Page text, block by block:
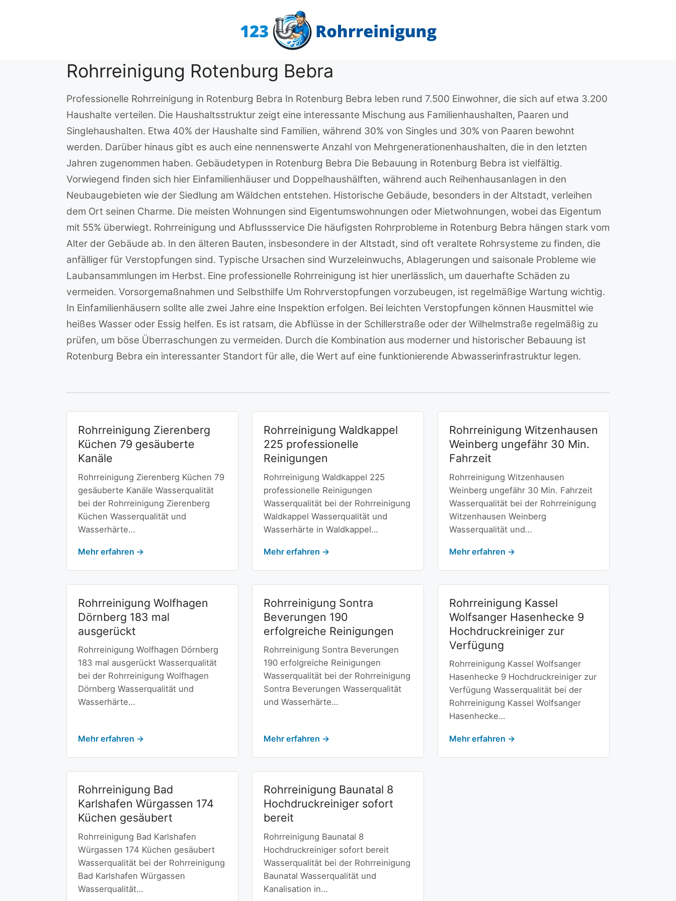
Rohrreinigung Rotenburg Bebra
Professionelle Rohrreinigung in Rotenburg Bebra In Rotenburg Bebra leben rund 7.500 Einwohner, die sich auf etwa 3.200
Haushalte verteilen. Die Haushaltsstruktur zeigt eine interessante Mischung aus Familienhaushalten, Paaren und
Singlehaushalten. Etwa 40% der Haushalte sind Familien, während 30% von Singles und 30% von Paaren bewohnt
werden. Darüber hinaus gibt es auch eine nennenswerte Anzahl von Mehrgenerationenhaushalten, die in den letzten
Jahren zugenommen haben. Gebäudetypen in Rotenburg Bebra Die Bebauung in Rotenburg Bebra ist vielfältig.
Vorwiegend finden sich hier Einfamilienhäuser und Doppelhaushälften, während auch Reihenhausanlagen in den
Neubaugebieten wie der Siedlung am Wäldchen entstehen. Historische Gebäude, besonders in der Altstadt, verleihen
dem Ort seinen Charme. Die meisten Wohnungen sind Eigentumswohnungen oder Mietwohnungen, wobei das Eigentum
mit 55% überwiegt. Rohrreinigung und Abflussservice Die häufigsten Rohrprobleme in Rotenburg Bebra hängen stark vom
Alter der Gebäude ab. In den älteren Bauten, insbesondere in der Altstadt, sind oft veraltete Rohrsysteme zu finden, die
anfälliger für Verstopfungen sind. Typische Ursachen sind Wurzeleinwuchs, Ablagerungen und saisonale Probleme wie
Laubansammlungen im Herbst. Eine professionelle Rohrreinigung ist hier unerlässlich, um dauerhafte Schäden zu
vermeiden. Vorsorgemaßnahmen und Selbsthilfe Um Rohrverstopfungen vorzubeugen, ist regelmäßige Wartung wichtig.
In Einfamilienhäusern sollte alle zwei Jahre eine Inspektion erfolgen. Bei leichten Verstopfungen können Hausmittel wie
heißes Wasser oder Essig helfen. Es ist ratsam, die Abflüsse in der Schillerstraße oder der Wilhelmstraße regelmäßig zu
prüfen, um böse Überraschungen zu vermeiden. Durch die Kombination aus moderner und historischer Bebauung ist
Rotenburg Bebra ein interessanter Standort für alle, die Wert auf eine funktionierende Abwasserinfrastruktur legen.
Rohrreinigung Zierenberg
Küchen 79 gesäuberte
Kanäle
Rohrreinigung Zierenberg Küchen 79
gesäuberte Kanäle Wasserqualität
bei der Rohrreinigung Zierenberg
Küchen Wasserqualität und
Wasserhärte…
Mehr erfahren →
Rohrreinigung Waldkappel
225 professionelle
Reinigungen
Rohrreinigung Waldkappel 225
professionelle Reinigungen
Wasserqualität bei der Rohrreinigung
Waldkappel Wasserqualität und
Wasserhärte in Waldkappel…
Mehr erfahren →
Rohrreinigung Witzenhausen
Weinberg ungefähr 30 Min.
Fahrzeit
Rohrreinigung Witzenhausen
Weinberg ungefähr 30 Min. Fahrzeit
Wasserqualität bei der Rohrreinigung
Witzenhausen Weinberg
Wasserqualität und…
Mehr erfahren →
Rohrreinigung Wolfhagen
Dörnberg 183 mal
ausgerückt
Rohrreinigung Wolfhagen Dörnberg
183 mal ausgerückt Wasserqualität
bei der Rohrreinigung Wolfhagen
Dörnberg Wasserqualität und
Wasserhärte…
Mehr erfahren →
Rohrreinigung Sontra
Beverungen 190
erfolgreiche Reinigungen
Rohrreinigung Sontra Beverungen
190 erfolgreiche Reinigungen
Wasserqualität bei der Rohrreinigung
Sontra Beverungen Wasserqualität
und Wasserhärte…
Mehr erfahren →
Rohrreinigung Kassel
Wolfsanger Hasenhecke 9
Hochdruckreiniger zur
Verfügung
Rohrreinigung Kassel Wolfsanger
Hasenhecke 9 Hochdruckreiniger zur
Verfügung Wasserqualität bei der
Rohrreinigung Kassel Wolfsanger
Hasenhecke…
Mehr erfahren →
Rohrreinigung Bad
Karlshafen Würgassen 174
Küchen gesäubert
Rohrreinigung Bad Karlshafen
Würgassen 174 Küchen gesäubert
Wasserqualität bei der Rohrreinigung
Bad Karlshafen Würgassen
Wasserqualität…
Rohrreinigung Baunatal 8
Hochdruckreiniger sofort
bereit
Rohrreinigung Baunatal 8
Hochdruckreiniger sofort bereit
Wasserqualität bei der Rohrreinigung
Baunatal Wasserqualität und
Kanalisation in…